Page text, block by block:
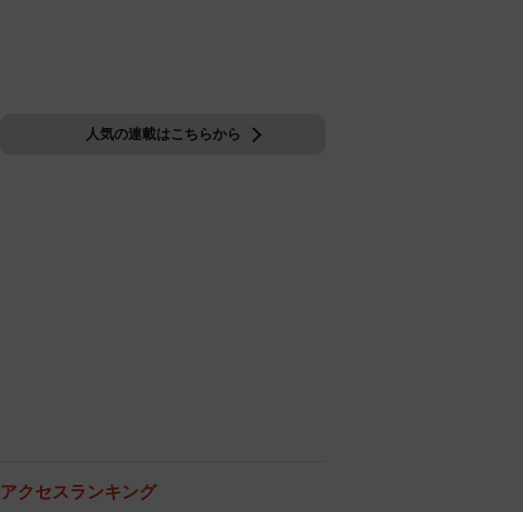
人気の連載はこちらから
アクセスランキング